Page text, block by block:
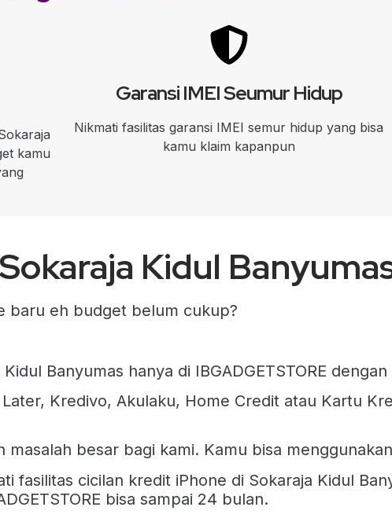
kamu
Garansi IMEI Seumur Hidup
Nikmati fasilitas garansi IMEI semur hidup yang bisa
kamu klaim kapanpun
Kidul
baru eh budget belum cukup?
Banyumas hanya di IBGADGETSTORE
Kredivo, Akulaku, Home Credit atau Kartu
besar bagi kami. Kamu bisa
fasilitas cicilan kredit iPhone di Sokaraja Kidul
bisa sampai 24 bulan.